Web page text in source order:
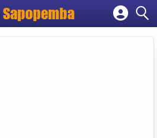
Sapopemba
Cadastrar empresa